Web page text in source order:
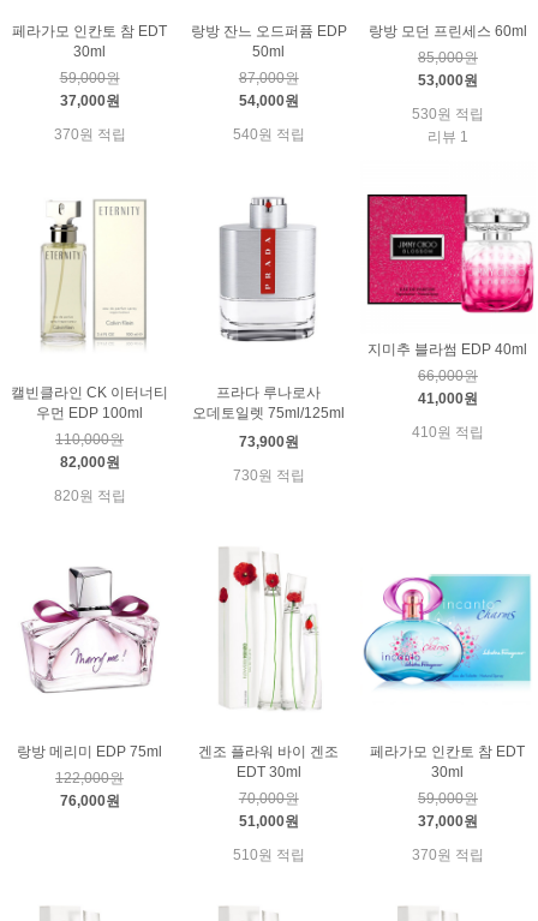
페라가모 인칸토 참 EDT
30ml
59,000원
37,000원
370원 적립
랑방 잔느 오드퍼퓸 EDP
50ml
87,000원
54,000원
540원 적립
랑방 모던 프린세스 60ml
85,000원
53,000원
530원 적립
리뷰 1
캘빈클라인 CK 이터너티
우먼 EDP 100ml
110,000원
82,000원
820원 적립
프라다 루나로사
오데토일렛 75ml/125ml
73,900원
730원 적립
지미추 블라썸 EDP 40ml
66,000원
41,000원
410원 적립
랑방 메리미 EDP 75ml
122,000원
76,000원
겐조 플라워 바이 겐조
EDT 30ml
70,000원
51,000원
510원 적립
페라가모 인칸토 참 EDT
30ml
59,000원
37,000원
370원 적립